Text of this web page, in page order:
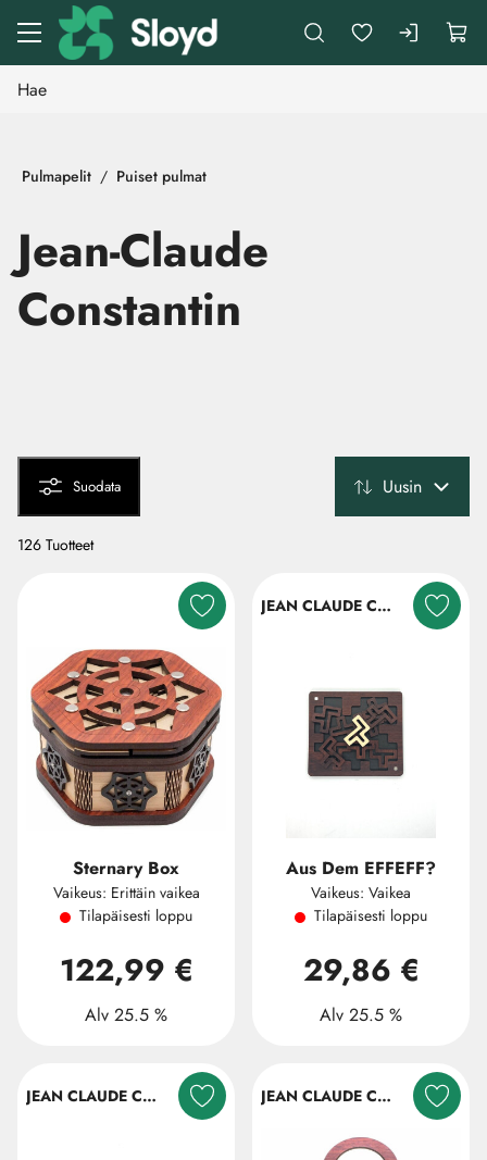
Siirry pääsisältöön
Pulmapelit Puiset pulmat
Jean-Claude
Constantin
Suodata Uusin
126 Tuotteet
Sternary Box
Vaikeus: Erittäin vaikea
Tilapäisesti loppu
122,99 €
Alv 25.5 %
JEAN CLAUDE CONSTANTIN
Aus Dem EFFEFF?
Vaikeus: Vaikea
Tilapäisesti loppu
29,86 €
Alv 25.5 %
JEAN CLAUDE CONSTANTIN JEAN CLAUDE CONSTANTIN